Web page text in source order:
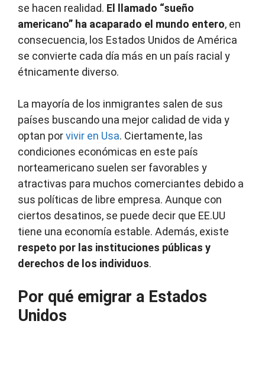
se hacen realidad. El llamado “sueño
americano” ha acaparado el mundo entero, en
consecuencia, los Estados Unidos de América
se convierte cada día más en un país racial y
étnicamente diverso.
La mayoría de los inmigrantes salen de sus
países buscando una mejor calidad de vida y
optan porvivir en Usa. Ciertamente, las
condiciones económicas en este país
norteamericano suelen ser favorables y
atractivas para muchos comerciantes debido a
sus políticas de libre empresa. Aunque con
ciertos desatinos, se puede decir que EE.UU
tiene una economía estable. Además, existe
respeto por las instituciones públicas y
derechos de los individuos.
Por qué emigrar a Estados
Unidos